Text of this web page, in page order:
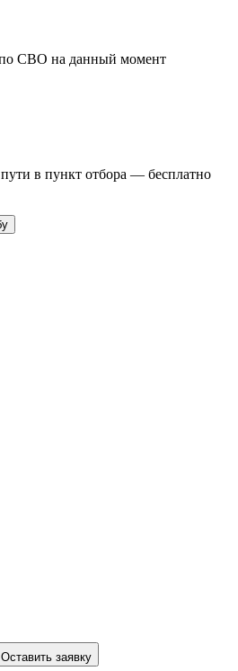
СВО на данный момент
в пункт отбора — бесплатно
Оставить заявку